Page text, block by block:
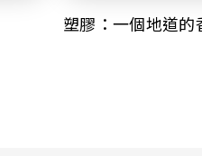
塑膠：一個地道的